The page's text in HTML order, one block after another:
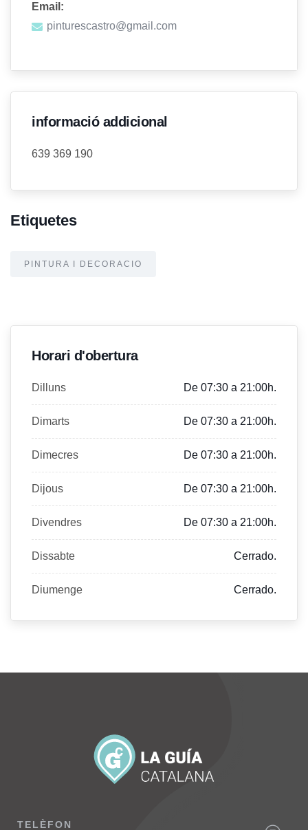
Email:
pinturescastro@gmail.com
informació addicional
639 369 190
Etiquetes
PINTURA I DECORACIO
Horari d'obertura
Dilluns De 07:30 a 21:00h.
Dimarts De 07:30 a 21:00h.
Dimecres De 07:30 a 21:00h.
Dijous De 07:30 a 21:00h.
Divendres De 07:30 a 21:00h.
Dissabte Cerrado.
Diumenge Cerrado.
TELÈFON